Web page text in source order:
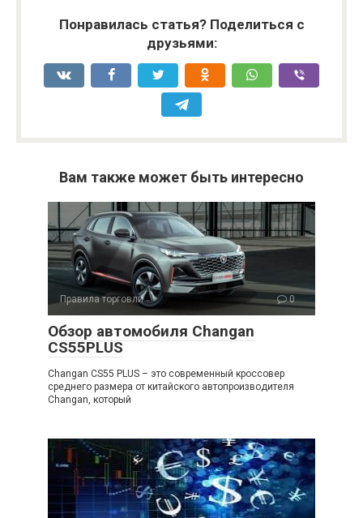
Понравилась статья? Поделиться с
друзьями:
Вам также может быть интересно
Правила торговли 0
Обзор автомобиля Changan
CS55PLUS
Changan CS55 PLUS – это современный кроссовер
среднего размера от китайского автопроизводителя
Changan, который